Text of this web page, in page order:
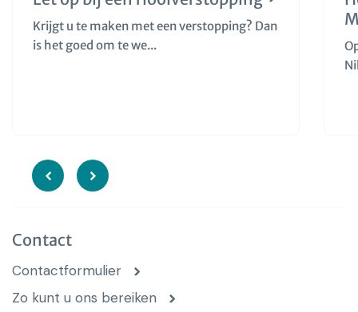
Krijgt u te maken met een verstopping? Dan
is het goed om te we...
Contact
Contactformulier
Zo kunt u ons bereiken